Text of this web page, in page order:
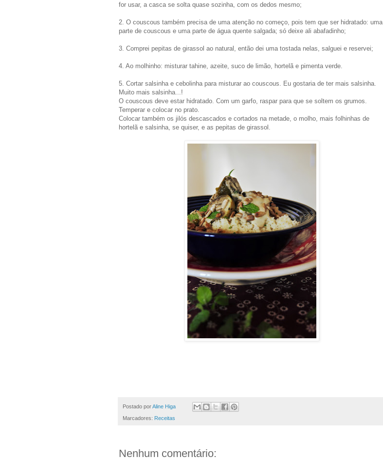
for usar, a casca se solta quase sozinha, com os dedos mesmo;
2. O couscous também precisa de uma atenção no começo, pois tem que ser hidratado: uma
parte de couscous e uma parte de água quente salgada; só deixe ali abafadinho;
3. Comprei pepitas de girassol ao natural, então dei uma tostada nelas, salguei e reservei;
4. Ao molhinho: misturar tahine, azeite, suco de limão, hortelã e pimenta verde.
5. Cortar salsinha e cebolinha para misturar ao couscous. Eu gostaria de ter mais salsinha.
Muito mais salsinha...!
O couscous deve estar hidratado. Com um garfo, raspar para que se soltem os grumos.
Temperar e colocar no prato.
Colocar também os jilós descascados e cortados na metade, o molho, mais folhinhas de
hortelã e salsinha, se quiser, e as pepitas de girassol.
Postado porAline Higa
Marcadores: Receitas
Nenhum comentário: